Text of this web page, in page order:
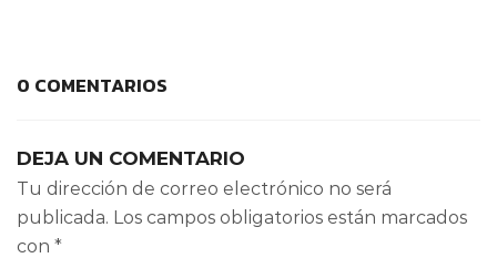
0 COMENTARIOS
DEJA UN COMENTARIO
Tu dirección de correo electrónico no será
publicada. Los campos obligatorios están marcados
con *